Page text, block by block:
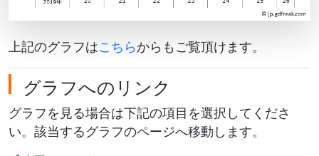
上記のグラフはこちらからもご覧頂けます。
グラフへのリンク
グラフを見る場合は下記の項目を選択してくださ
い。該当するグラフのページへ移動します。